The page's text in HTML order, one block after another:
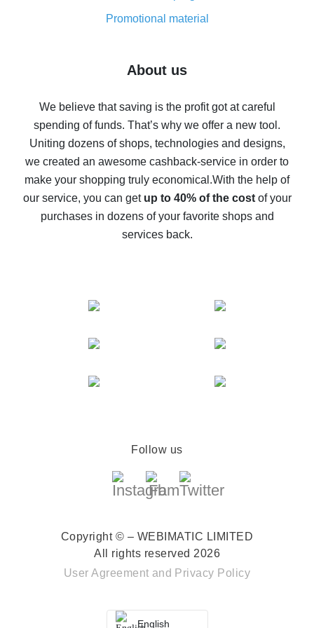
8% cash back on AliExpress - saving real money is a
real thing
Five ways to get the most cash back on AliExpress
back
10% cash back on AliExpress - the impossible is
possible
The best cash back on AliExpress - how to find it
The best cash back service for AliExpress - let's
compare offers
Promotional material
About us
We believe that saving is the profit got at careful
spending of funds. That’s why we offer a new tool.
Uniting dozens of shops, technologies and designs,
we created an awesome cashback-service in order to
make your shopping truly economical.With the help of
our service, you can get up to 40% of the costof your
purchases in dozens of your favorite shops and
services back.
Follow us
Copyright © – WEBIMATIC LIMITED
All rights reserved 2026
User Agreement and Privacy Policy
English